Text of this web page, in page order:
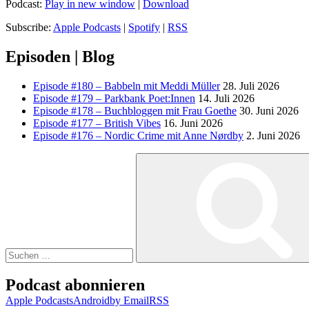
Podcast: Play in new window | Download
Subscribe: Apple Podcasts | Spotify | RSS
Episoden | Blog
Episode #180 – Babbeln mit Meddi Müller 28. Juli 2026
Episode #179 – Parkbank Poet:Innen 14. Juli 2026
Episode #178 – Buchbloggen mit Frau Goethe 30. Juni 2026
Episode #177 – British Vibes 16. Juni 2026
Episode #176 – Nordic Crime mit Anne Nørdby 2. Juni 2026
Podcast abonnieren
Apple PodcastsAndroidby EmailRSS